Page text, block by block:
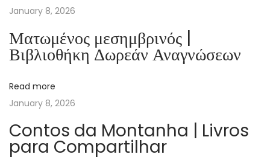
F
a
m
–
D
i
g
i
January 8, 2026
Ματωμένος μεσημβρινός |
Βιβλιοθήκη Δωρεάν Αναγνώσεων
Read more
January 8, 2026
Contos da Montanha | Livros
para Compartilhar